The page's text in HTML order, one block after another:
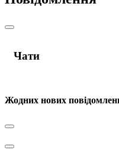
Чати
Жодних нових